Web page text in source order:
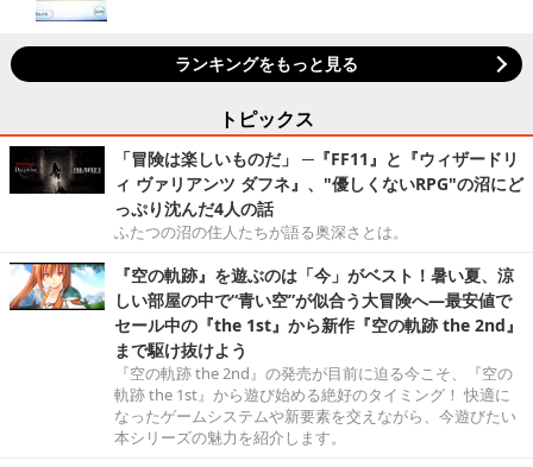
ランキングをもっと見る
トピックス
「冒険は楽しいものだ」 ─『FF11』と『ウィザードリ
ィ ヴァリアンツ ダフネ』、"優しくないRPG"の沼にど
っぷり沈んだ4人の話
ふたつの沼の住人たちが語る奥深さとは。
『空の軌跡』を遊ぶのは「今」がベスト！暑い夏、涼
しい部屋の中で“青い空”が似合う大冒険へ―最安値で
セール中の『the 1st』から新作『空の軌跡 the 2nd』
まで駆け抜けよう
『空の軌跡 the 2nd』の発売が目前に迫る今こそ、『空の
軌跡 the 1st』から遊び始める絶好のタイミング！ 快適に
なったゲームシステムや新要素を交えながら、今遊びたい
本シリーズの魅力を紹介します。